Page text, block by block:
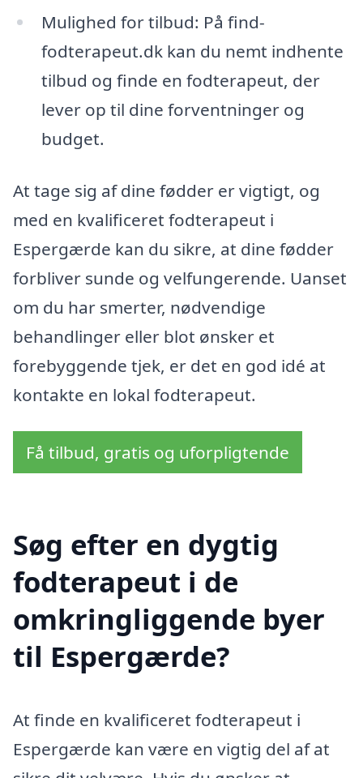
Mulighed for tilbud: På find-
fodterapeut.dk kan du nemt indhente
tilbud og finde en fodterapeut, der
lever op til dine forventninger og
budget.
At tage sig af dine fødder er vigtigt, og
med en kvalificeret fodterapeut i
Espergærde kan du sikre, at dine fødder
forbliver sunde og velfungerende. Uanset
om du har smerter, nødvendige
behandlinger eller blot ønsker et
forebyggende tjek, er det en god idé at
kontakte en lokal fodterapeut.
Få tilbud, gratis og uforpligtende
Søg efter en dygtig
fodterapeut i de
omkringliggende byer
til Espergærde?
At finde en kvalificeret fodterapeut i
Espergærde kan være en vigtig del af at